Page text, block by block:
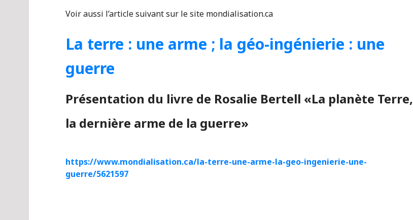
Voir aussi l’article suivant sur le site mondialisation.ca
La terre : une arme ; la géo-ingénierie : une
guerre
Présentation du livre de Rosalie Bertell «La planète Terre,
la dernière arme de la guerre»
https://www.mondialisation.ca/la-terre-une-arme-la-geo-ingenierie-une-
guerre/5621597